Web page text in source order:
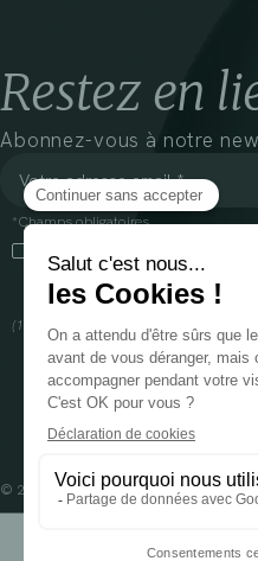
Restez en
Abonnez-vous à notre
*Champs obligatoires
En cliquant sur cette case,
communiquer des informations
gestion de vos données et vos
(1) Coopération pharmaceutique
© 2024 OENOBIOL PARISMentions
Les